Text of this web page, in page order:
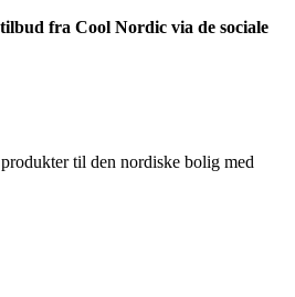
fra Cool Nordic via de sociale
til den nordiske bolig med